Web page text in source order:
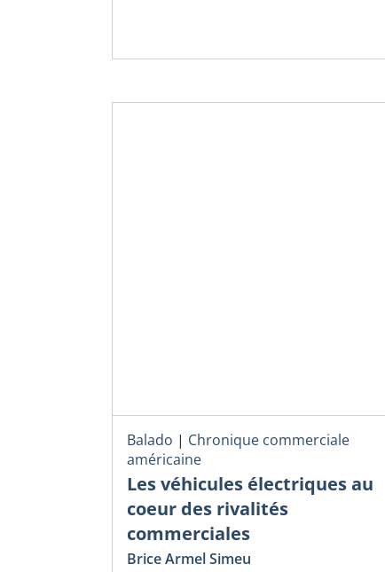
Balado | Chronique commerciale
américaine
Les véhicules électriques au
coeur des rivalités
commerciales
Brice Armel Simeu